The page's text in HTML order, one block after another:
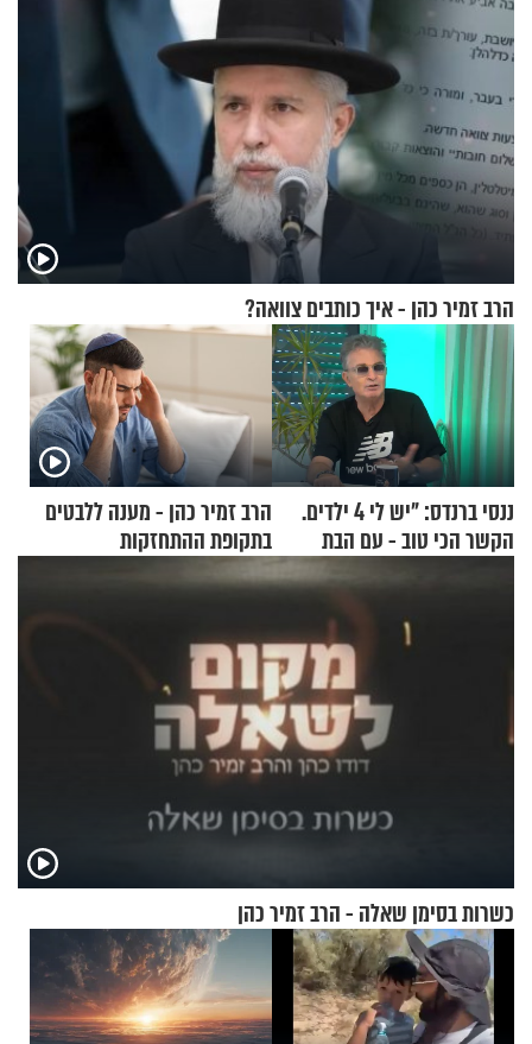
הרב זמיר כהן - איך כותבים צוואה?
ננסי ברנדס: "יש לי 4 ילדים.
הקשר הכי טוב - עם הבת
הרב זמיר כהן - מענה ללבטים
בתקופת ההתחזקות
כשרות בסימן שאלה - הרב זמיר כהן